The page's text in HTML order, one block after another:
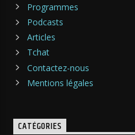
Programmes
Podcasts
Articles
Tchat
Contactez-nous
Mentions légales
CATÉGORIES